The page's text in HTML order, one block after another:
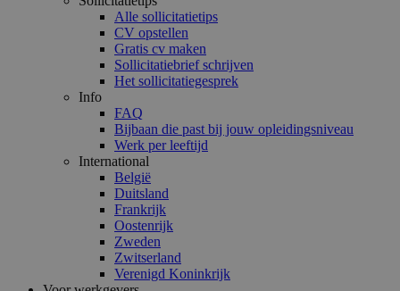
Alle sollicitatietips
CV opstellen
Gratis cv maken
Sollicitatiebrief schrijven
Het sollicitatiegesprek
Info
FAQ
Bijbaan die past bij jouw opleidingsniveau
Werk per leeftijd
International
België
Duitsland
Frankrijk
Oostenrijk
Zweden
Zwitserland
Verenigd Koninkrijk